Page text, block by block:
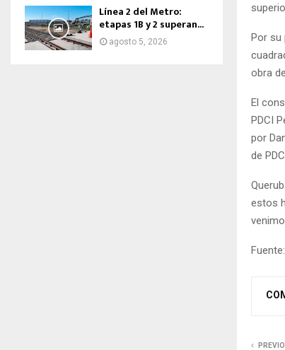
Por su
obra
El
PDCI
por
de
estos
Línea 2 del Metro:
etapas 1B y 2 superan...
agosto 5, 2026